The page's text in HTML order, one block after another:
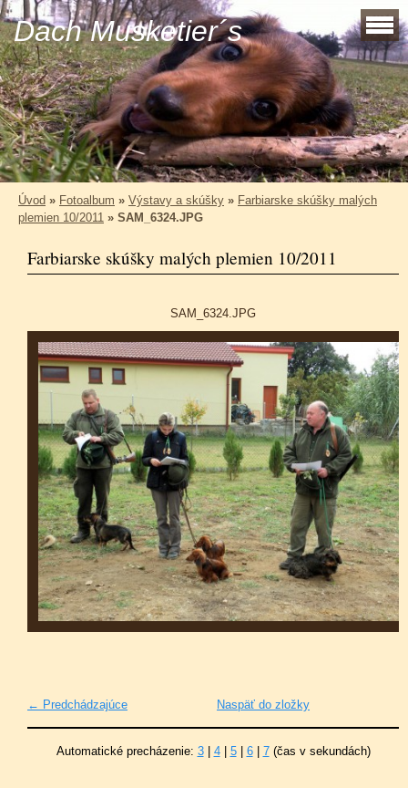
Dach Musketier´s
Úvod » Fotoalbum » Výstavy a skúšky » Farbiarske skúšky malých
plemien 10/2011 » SAM_6324.JPG
Farbiarske skúšky malých plemien 10/2011
SAM_6324.JPG
← Predchádzajúce Naspäť do zložky
Automatické precházenie: 3| 4| 5| 6| 7(čas v sekundách)